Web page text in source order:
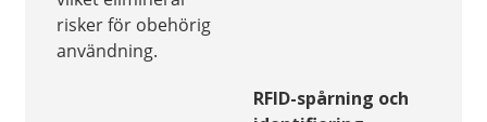
risker för obehörig
användning.
RFID-spårning och